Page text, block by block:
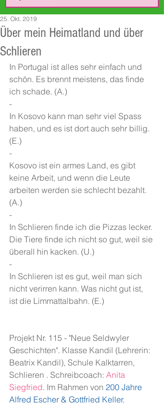
Über mein Heimatland und über
Schlieren
25. Okt. 2019
In Portugal ist alles sehr einfach und
schön. Es brennt meistens, das finde
ich schade. (A.)
-
In Kosovo kann man sehr viel Spass
haben, und es ist dort auch sehr billig.
(E.)
-
Kosovo ist ein armes Land, es gibt
keine Arbeit, und wenn die Leute
arbeiten werden sie schlecht bezahlt.
(A.)
-
In Schlieren finde ich die Pizzas lecker.
Die Tiere finde ich nicht so gut, weil sie
überall hin kacken. (U.)
-
In Schlieren ist es gut, weil man sich
nicht verirren kann. Was nicht gut ist,
ist die Limmattalbahn. (E.)
Projekt Nr. 115 - "Neue Seldwyler
Geschichten". Klasse Kandil (Lehrerin:
Beatrix Kandil), Schule Kalktarren,
Schlieren . Schreibcoach: Anita
Siegfried. Im Rahmen von 200 Jahre
Alfred Escher & Gottfried Keller,